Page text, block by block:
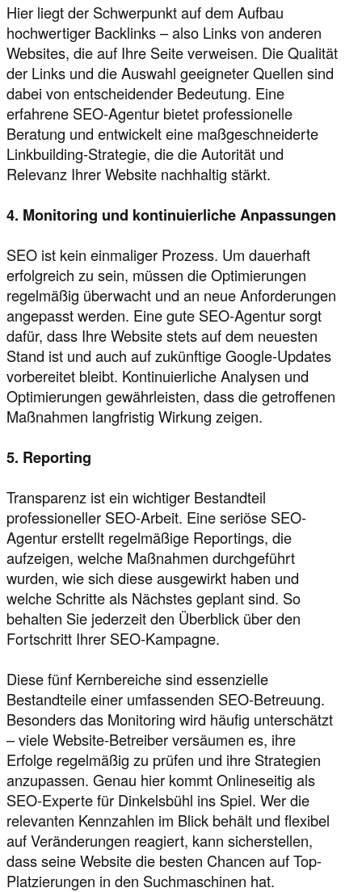
Hier liegt der Schwerpunkt auf dem Aufbau
hochwertiger Backlinks – also Links von anderen
Websites, die auf Ihre Seite verweisen. Die Qualität
der Links und die Auswahl geeigneter Quellen sind
dabei von entscheidender Bedeutung. Eine
erfahrene SEO-Agentur bietet professionelle
Beratung und entwickelt eine maßgeschneiderte
Linkbuilding-Strategie, die die Autorität und
Relevanz Ihrer Website nachhaltig stärkt.
4. Monitoring und kontinuierliche Anpassungen
SEO ist kein einmaliger Prozess. Um dauerhaft
erfolgreich zu sein, müssen die Optimierungen
regelmäßig überwacht und an neue Anforderungen
angepasst werden. Eine gute SEO-Agentur sorgt
dafür, dass Ihre Website stets auf dem neuesten
Stand ist und auch auf zukünftige Google-Updates
vorbereitet bleibt. Kontinuierliche Analysen und
Optimierungen gewährleisten, dass die getroffenen
Maßnahmen langfristig Wirkung zeigen.
5. Reporting
Transparenz ist ein wichtiger Bestandteil
professioneller SEO-Arbeit. Eine seriöse SEO-
Agentur erstellt regelmäßige Reportings, die
aufzeigen, welche Maßnahmen durchgeführt
wurden, wie sich diese ausgewirkt haben und
welche Schritte als Nächstes geplant sind. So
behalten Sie jederzeit den Überblick über den
Fortschritt Ihrer SEO-Kampagne.
Diese fünf Kernbereiche sind essenzielle
Bestandteile einer umfassenden SEO-Betreuung.
Besonders das Monitoring wird häufig unterschätzt
– viele Website-Betreiber versäumen es, ihre
Erfolge regelmäßig zu prüfen und ihre Strategien
anzupassen. Genau hier kommt Onlineseitig als
SEO-Experte für Dinkelsbühl ins Spiel. Wer die
relevanten Kennzahlen im Blick behält und flexibel
auf Veränderungen reagiert, kann sicherstellen,
dass seine Website die besten Chancen auf Top-
Platzierungen in den Suchmaschinen hat.